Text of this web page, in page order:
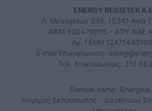
ENERGY REGISTER
Λ. Μεσογείων 336, 15341 Αγία
ΑΦΜ 800479805 - ΔΟΥ ΦΑΕ
Αρ. ΓΕΜΗ
E-mail Επικοινωνίας:
Τηλ. Επικοινωνίας: 210
Domain name:
Νόμιμος Εκπρόσωπος - Διευθύνων